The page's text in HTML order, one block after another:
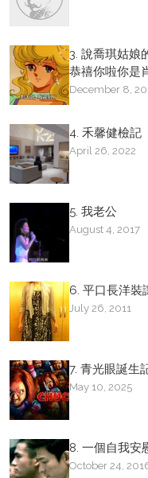
3. 說喬琪姑娘
恭禧你啦你是
December 8,
4. 禾馨健檢記
April 26, 2022
5. 我老公
August 4, 2017
6. 平口長洋裝
July 26, 2011
7. 青光眼誕生
May 10, 2025
8. 一個自我安
October 24,